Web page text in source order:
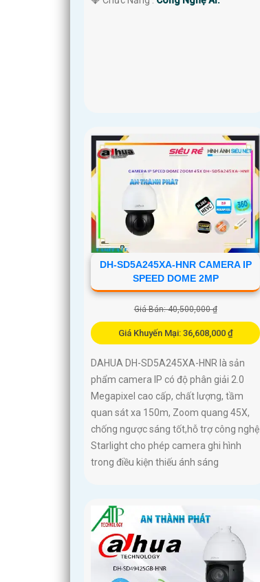
DH-SD5A245XA-HNR CAMERA IP
SPEED DOME 2MP
Giá Bán: 40,500,000 ₫
Giá Khuyến Mại: 36,608,000 ₫
DAHUA DH-SD5A245XA-HNR là sản
phẩm camera IP có độ phân giải 2.0
Megapixel cao cấp, chất lượng, tầm
quan sát xa 150m, Zoom quang 45X,
chống ngược sáng tốt,hỗ trợ công nghệ
Starlight cho phép camera ghi hình
trong điều kiện thiếu ánh sáng